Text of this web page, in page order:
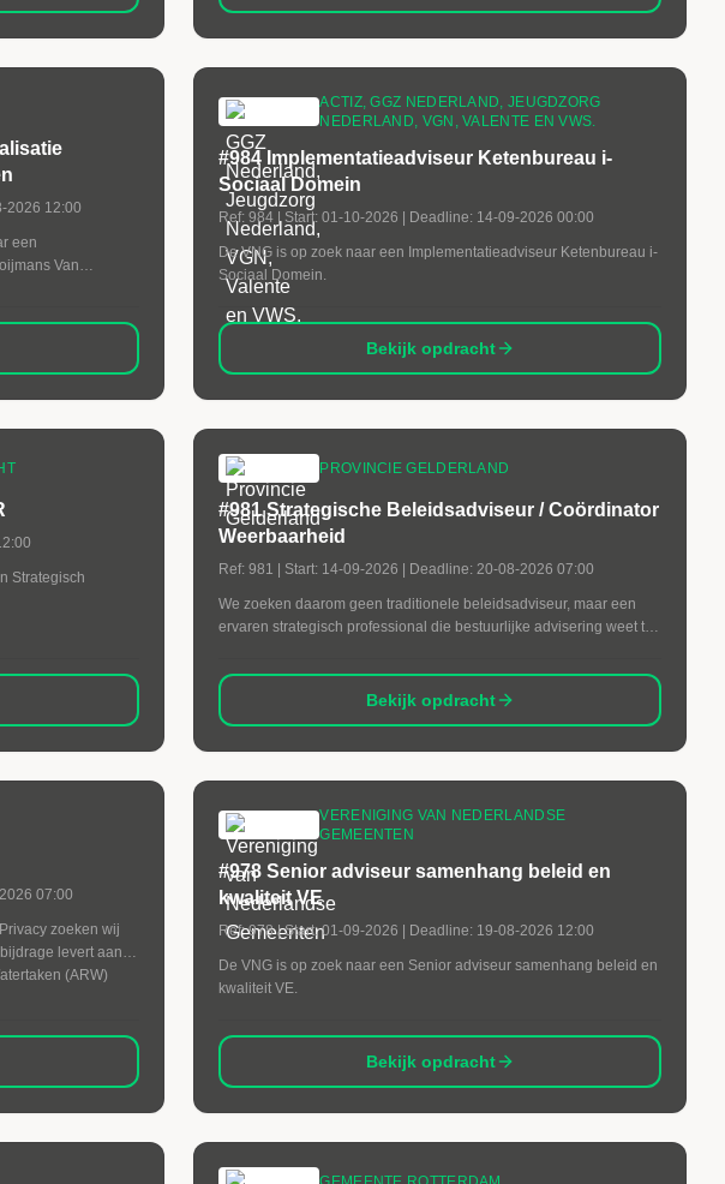
2026 12:00
een
Van
ACTIZ, GGZ NEDERLAND, JEUGDZORG
NEDERLAND, VGN, VALENTE EN VWS.
#984 Implementatieadviseur Ketenbureau i-
Sociaal Domein
Ref:984 | Start:01-10-2026 | Deadline: 14-09-2026 00:00
De VNG is op zoek naar een Implementatieadviseur Ketenbureau i-
Sociaal Domein.
Bekijk opdracht
Strategisch
PROVINCIE GELDERLAND
#981 Strategische Beleidsadviseur / Coördinator
Weerbaarheid
Ref:981 | Start: 14-09-2026 | Deadline:20-08-2026 07:00
We zoeken daarom geen traditionele beleidsadviseur, maar een
ervaren strategisch professional die bestuurlijke advisering weet te
resultaatgerichtheid.
Bekijk opdracht
07:00
zoeken wij
levert aan
(ARW)
VERENIGING VAN NEDERLANDSE
GEMEENTEN
#978 Senior adviseur samenhang beleid en
kwaliteit VE
Ref:978| Start:01-09-2026 | Deadline: 19-08-2026 12:00
De VNG is op zoek naar een Senior adviseur samenhang beleid en
kwaliteit VE.
Bekijk opdracht